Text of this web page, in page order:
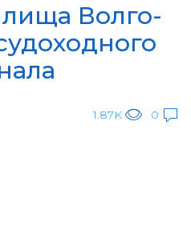
Волго-
1.87K 0